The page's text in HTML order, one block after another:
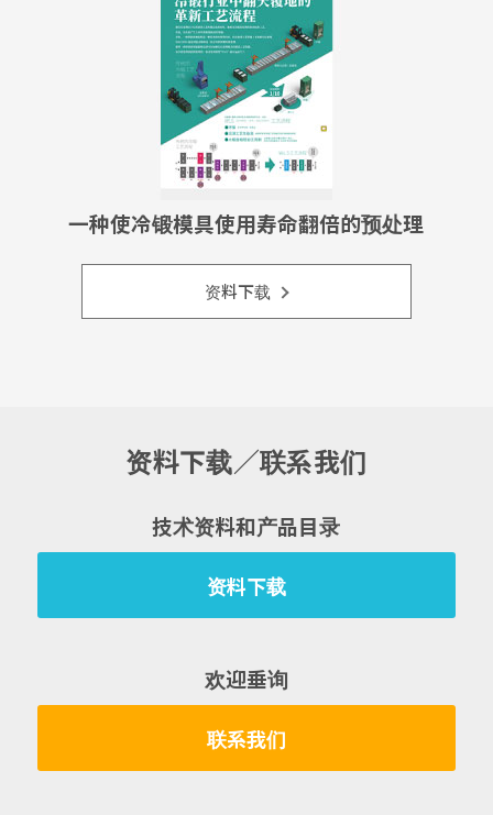
一种使冷锻模具使用寿命翻倍的预处理
资料下载
资料下载／联系我们
技术资料和产品目录
资料下载
欢迎垂询
联系我们